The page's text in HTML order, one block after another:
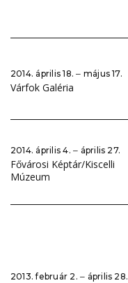
2014. április 18. ‒ május 17.
Várfok Galéria
2014. április 4. ‒ április 27.
Fővárosi Képtár/Kiscelli
Múzeum
2013. február 2. ‒ április 28.